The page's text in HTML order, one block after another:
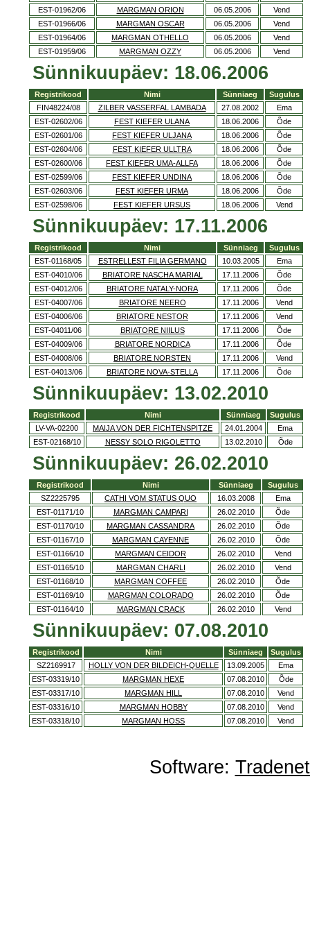
EST-01962/06 MARGMAN ORION 06.05.2006
Vend
EST-01966/06
MARGMAN OSCAR 06.05.2006
Vend
EST-01964/06
MARGMAN OTHELLO 06.05.2006
Vend
EST-01959/06
MARGMAN OZZY 06.05.2006 Vend
Sünnikuupäev: 18.06.2006
Registrikood Nimi Sünniaeg
Sugulus
FIN48224/08
ZILBER VASSERFAL LAMBADA 27.08.2002
Ema
EST-02602/06
FEST KIEFER ULANA 18.06.2006
Õde
EST-02601/06
FEST KIEFER ULJANA 18.06.2006
Õde
EST-02604/06
FEST KIEFER ULLTRA 18.06.2006
Õde
EST-02600/06
FEST KIEFER UMA-ALLFA 18.06.2006
Õde
EST-02599/06
FEST KIEFER UNDINA 18.06.2006
Õde
EST-02603/06
FEST KIEFER URMA 18.06.2006
Õde
EST-02598/06
FEST KIEFER URSUS 18.06.2006 Vend
Sünnikuupäev: 17.11.2006
Registrikood Nimi Sünniaeg
Sugulus
EST-01168/05
ESTRELLEST FILIA GERMANO 10.03.2005
Ema
EST-04010/06
BRIATORE NASCHA MARIAL 17.11.2006
Õde
EST-04012/06
BRIATORE NATALY-NORA 17.11.2006
Õde
EST-04007/06
BRIATORE NEERO 17.11.2006
Vend
EST-04006/06
BRIATORE NESTOR 17.11.2006
Vend
EST-04011/06
BRIATORE NIILUS 17.11.2006
Õde
EST-04009/06
BRIATORE NORDICA 17.11.2006
Õde
EST-04008/06
BRIATORE NORSTEN 17.11.2006
Vend
EST-04013/06
BRIATORE NOVA-STELLA 17.11.2006 Õde
Sünnikuupäev: 13.02.2010
Registrikood Nimi Sünniaeg
Sugulus
LV-VA-02200
MAIJA VON DER FICHTENSPITZE 24.01.2004
Ema
EST-02168/10
NESSY SOLO RIGOLETTO 13.02.2010 Õde
Sünnikuupäev: 26.02.2010
Registrikood Nimi Sünniaeg
Sugulus
SZ2225795
CATHI VOM STATUS QUO 16.03.2008
Ema
EST-01171/10
MARGMAN CAMPARI 26.02.2010
Õde
EST-01170/10
MARGMAN CASSANDRA 26.02.2010
Õde
EST-01167/10
MARGMAN CAYENNE 26.02.2010
Õde
EST-01166/10
MARGMAN CEIDOR 26.02.2010
Vend
EST-01165/10
MARGMAN CHARLI 26.02.2010
Vend
EST-01168/10
MARGMAN COFFEE 26.02.2010
Õde
EST-01169/10
MARGMAN COLORADO 26.02.2010
Õde
EST-01164/10
MARGMAN CRACK 26.02.2010 Vend
Sünnikuupäev: 07.08.2010
Registrikood Nimi Sünniaeg
Sugulus
SZ2169917
HOLLY VON DER BILDEICH-QUELLE 13.09.2005
Ema
EST-03319/10
MARGMAN HEXE 07.08.2010
Õde
EST-03317/10
MARGMAN HILL 07.08.2010
Vend
EST-03316/10
MARGMAN HOBBY 07.08.2010
Vend
EST-03318/10
MARGMAN HOSS 07.08.2010 Vend
Software: